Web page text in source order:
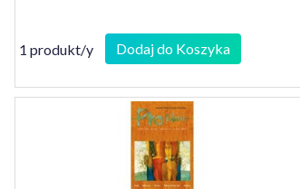
1 produkt/y Dodaj do Koszyka